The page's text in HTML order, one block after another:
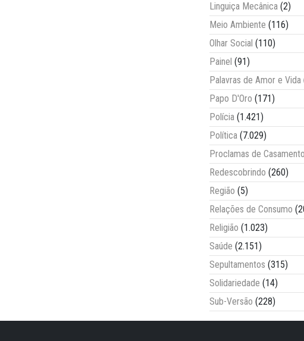
Linguiça Mecânica (2)
Meio Ambiente (116)
Olhar Social (110)
Painel (91)
Palavras de Amor e Vida
Papo D'Oro (171)
Polícia (1.421)
Política (7.029)
Proclamas de
Redescobrindo (260)
Região (5)
Relações de Consumo
Religião (1.023)
Saúde (2.151)
Sepultamentos (315)
Solidariedade (14)
Sub-Versão (228)